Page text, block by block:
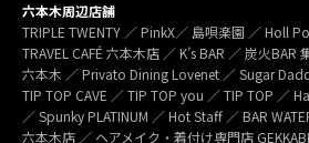
六本木周辺店舗
TRIPLE TWENTY ／ PinkX／ 島唄楽園 ／ Holl
TRAVEL CAFÉ 六本木店 ／ K’s BAR ／ 炭火
六本木 ／ Privato Dining Lovenet ／ Sugar
TIP TOP CAVE ／ TIP TOP you ／ TIP TOP ／
／ Spunky PLATINUM ／ Hot Staff ／ BAR
六本木店 ／ ヘアメイク・着付け専門店